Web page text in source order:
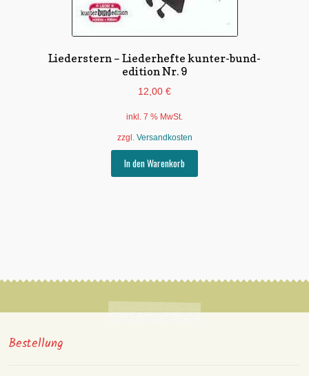
Liederstern – Liederhefte kunter-bund-
edition Nr. 9
12,00 €
inkl. 7 % MwSt.
zzgl. Versandkosten
In den Warenkorb
Bestellung